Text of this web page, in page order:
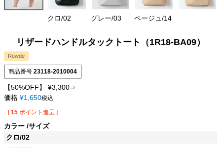
クロ/02 グレー/03 ベージュ/14
リザードハンドルタックトート（1R18-BA09）
Rewde
商品番号 23118-2010004
【50%OFF】 ¥3,300⇒
価格 ¥1,650税込
[ 15 ポイント進呈 ]
カラー サイズ
クロ/02